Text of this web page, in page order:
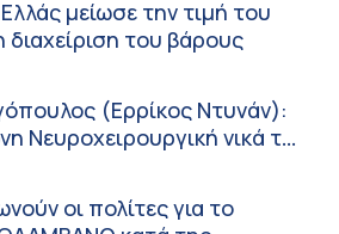
του καλοκαιριού
Insurance & Healthcare
Επιχειρηματικής
HHG
στα πέντε καινοτόμα
τελικά στην Ελλάδα
μείωσε την τιμή του
διαχείριση του βάρους
(Ερρίκος Ντυνάν):
Νευροχειρουργική νικά το
οι πολίτες για το